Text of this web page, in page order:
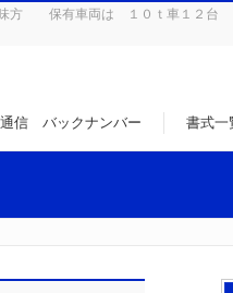
味方 保有車両は １０ｔ車１２
信 バックナンバー 書式一